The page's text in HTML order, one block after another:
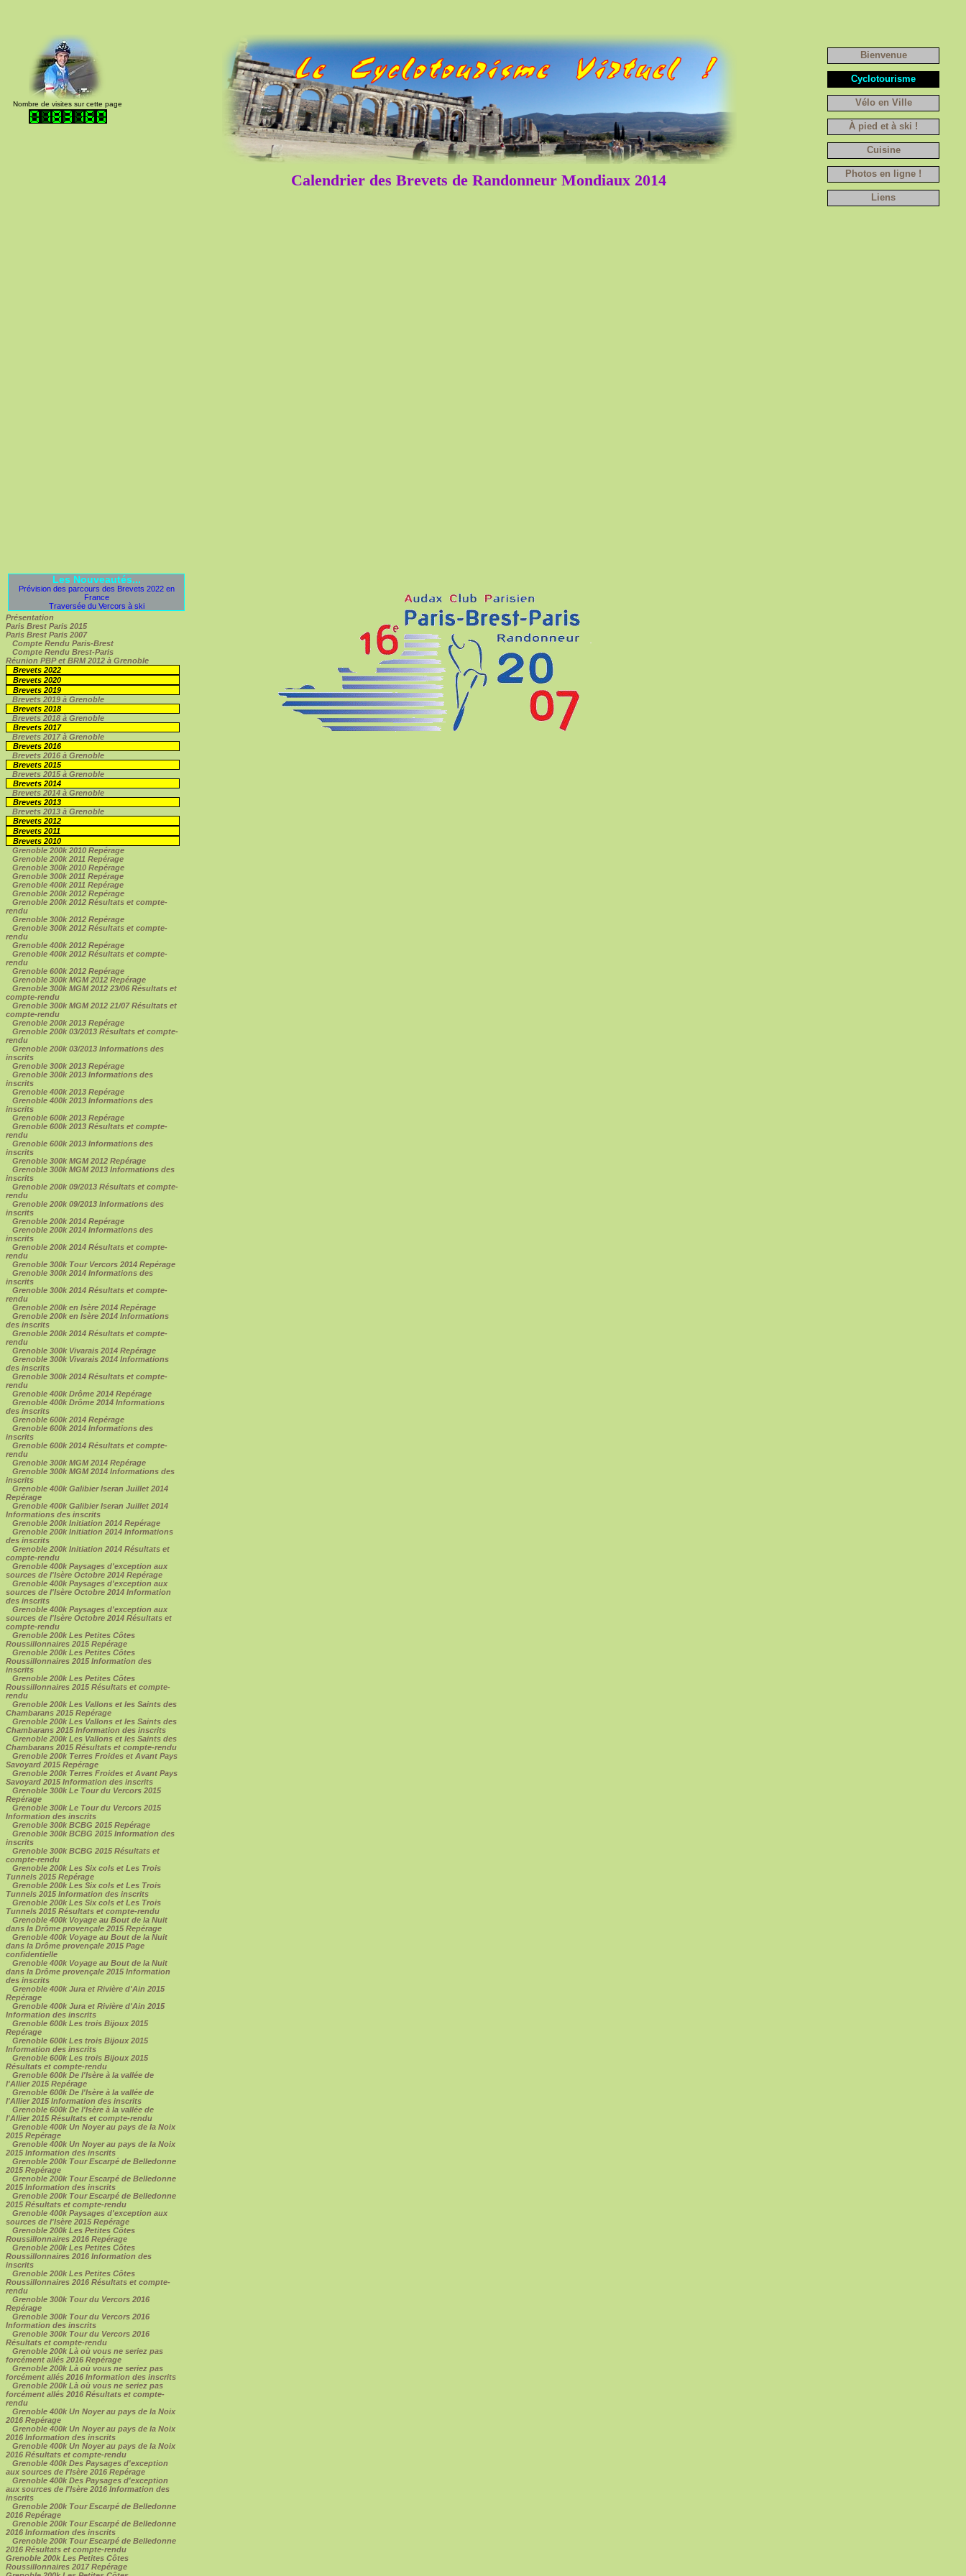
Nombre de visites sur cette page
Calendrier des Brevets de Randonneur Mondiaux 2014
Bienvenue
Cyclotourisme
Vélo en Ville
À pied et à ski !
Cuisine
Photos en ligne !
Liens
Les Nouveautés...
Prévision des parcours des Brevets 2022 en
France
Traversée du Vercors à ski
Présentation
Paris Brest Paris 2015
Paris Brest Paris 2007
Compte Rendu Paris-Brest
Compte Rendu Brest-Paris
Réunion PBP et BRM 2012 à Grenoble
Brevets 2022
Brevets 2020
Brevets 2019
Brevets 2019 à Grenoble
Brevets 2018
Brevets 2018 à Grenoble
Brevets 2017
Brevets 2017 à Grenoble
Brevets 2016
Brevets 2016 à Grenoble
Brevets 2015
Brevets 2015 à Grenoble
Brevets 2014
Brevets 2014 à Grenoble
Brevets 2013
Brevets 2013 à Grenoble
Brevets 2012
Brevets 2011
Brevets 2010
Grenoble 200k 2010 Repérage
Grenoble 200k 2011 Repérage
Grenoble 300k 2010 Repérage
Grenoble 300k 2011 Repérage
Grenoble 400k 2011 Repérage
Grenoble 200k 2012 Repérage
Grenoble 200k 2012 Résultats et compte-
rendu
Grenoble 300k 2012 Repérage
Grenoble 300k 2012 Résultats et compte-
rendu
Grenoble 400k 2012 Repérage
Grenoble 400k 2012 Résultats et compte-
rendu
Grenoble 600k 2012 Repérage
Grenoble 300k MGM 2012 Repérage
Grenoble 300k MGM 2012 23/06 Résultats et
compte-rendu
Grenoble 300k MGM 2012 21/07 Résultats et
compte-rendu
Grenoble 200k 2013 Repérage
Grenoble 200k 03/2013 Résultats et compte-
rendu
Grenoble 200k 03/2013 Informations des
inscrits
Grenoble 300k 2013 Repérage
Grenoble 300k 2013 Informations des
inscrits
Grenoble 400k 2013 Repérage
Grenoble 400k 2013 Informations des
inscrits
Grenoble 600k 2013 Repérage
Grenoble 600k 2013 Résultats et compte-
rendu
Grenoble 600k 2013 Informations des
inscrits
Grenoble 300k MGM 2012 Repérage
Grenoble 300k MGM 2013 Informations des
inscrits
Grenoble 200k 09/2013 Résultats et compte-
rendu
Grenoble 200k 09/2013 Informations des
inscrits
Grenoble 200k 2014 Repérage
Grenoble 200k 2014 Informations des
inscrits
Grenoble 200k 2014 Résultats et compte-
rendu
Grenoble 300k Tour Vercors 2014 Repérage
Grenoble 300k 2014 Informations des
inscrits
Grenoble 300k 2014 Résultats et compte-
rendu
Grenoble 200k en Isère 2014 Repérage
Grenoble 200k en Isère 2014 Informations
des inscrits
Grenoble 200k 2014 Résultats et compte-
rendu
Grenoble 300k Vivarais 2014 Repérage
Grenoble 300k Vivarais 2014 Informations
des inscrits
Grenoble 300k 2014 Résultats et compte-
rendu
Grenoble 400k Drôme 2014 Repérage
Grenoble 400k Drôme 2014 Informations
des inscrits
Grenoble 600k 2014 Repérage
Grenoble 600k 2014 Informations des
inscrits
Grenoble 600k 2014 Résultats et compte-
rendu
Grenoble 300k MGM 2014 Repérage
Grenoble 300k MGM 2014 Informations des
inscrits
Grenoble 400k Galibier Iseran Juillet 2014
Repérage
Grenoble 400k Galibier Iseran Juillet 2014
Informations des inscrits
Grenoble 200k Initiation 2014 Repérage
Grenoble 200k Initiation 2014 Informations
des inscrits
Grenoble 200k Initiation 2014 Résultats et
compte-rendu
Grenoble 400k Paysages d'exception aux
sources de l'Isère Octobre 2014 Repérage
Grenoble 400k Paysages d'exception aux
sources de l'Isère Octobre 2014 Information
des inscrits
Grenoble 400k Paysages d'exception aux
sources de l'Isère Octobre 2014 Résultats et
compte-rendu
Grenoble 200k Les Petites Côtes
Roussillonnaires 2015 Repérage
Grenoble 200k Les Petites Côtes
Roussillonnaires 2015 Information des
inscrits
Grenoble 200k Les Petites Côtes
Roussillonnaires 2015 Résultats et compte-
rendu
Grenoble 200k Les Vallons et les Saints des
Chambarans 2015 Repérage
Grenoble 200k Les Vallons et les Saints des
Chambarans 2015 Information des inscrits
Grenoble 200k Les Vallons et les Saints des
Chambarans 2015 Résultats et compte-rendu
Grenoble 200k Terres Froides et Avant Pays
Savoyard 2015 Repérage
Grenoble 200k Terres Froides et Avant Pays
Savoyard 2015 Information des inscrits
Grenoble 300k Le Tour du Vercors 2015
Repérage
Grenoble 300k Le Tour du Vercors 2015
Information des inscrits
Grenoble 300k BCBG 2015 Repérage
Grenoble 300k BCBG 2015 Information des
inscrits
Grenoble 300k BCBG 2015 Résultats et
compte-rendu
Grenoble 200k Les Six cols et Les Trois
Tunnels 2015 Repérage
Grenoble 200k Les Six cols et Les Trois
Tunnels 2015 Information des inscrits
Grenoble 200k Les Six cols et Les Trois
Tunnels 2015 Résultats et compte-rendu
Grenoble 400k Voyage au Bout de la Nuit
dans la Drôme provençale 2015 Repérage
Grenoble 400k Voyage au Bout de la Nuit
dans la Drôme provençale 2015 Page
confidentielle
Grenoble 400k Voyage au Bout de la Nuit
dans la Drôme provençale 2015 Information
des inscrits
Grenoble 400k Jura et Rivière d'Ain 2015
Repérage
Grenoble 400k Jura et Rivière d'Ain 2015
Information des inscrits
Grenoble 600k Les trois Bijoux 2015
Repérage
Grenoble 600k Les trois Bijoux 2015
Information des inscrits
Grenoble 600k Les trois Bijoux 2015
Résultats et compte-rendu
Grenoble 600k De l'Isère à la vallée de
l'Allier 2015 Repérage
Grenoble 600k De l'Isère à la vallée de
l'Allier 2015 Information des inscrits
Grenoble 600k De l'Isère à la vallée de
l'Allier 2015 Résultats et compte-rendu
Grenoble 400k Un Noyer au pays de la Noix
2015 Repérage
Grenoble 400k Un Noyer au pays de la Noix
2015 Information des inscrits
Grenoble 200k Tour Escarpé de Belledonne
2015 Repérage
Grenoble 200k Tour Escarpé de Belledonne
2015 Information des inscrits
Grenoble 200k Tour Escarpé de Belledonne
2015 Résultats et compte-rendu
Grenoble 400k Paysages d'exception aux
sources de l'Isère 2015 Repérage
Grenoble 200k Les Petites Côtes
Roussillonnaires 2016 Repérage
Grenoble 200k Les Petites Côtes
Roussillonnaires 2016 Information des
inscrits
Grenoble 200k Les Petites Côtes
Roussillonnaires 2016 Résultats et compte-
rendu
Grenoble 300k Tour du Vercors 2016
Repérage
Grenoble 300k Tour du Vercors 2016
Information des inscrits
Grenoble 300k Tour du Vercors 2016
Résultats et compte-rendu
Grenoble 200k Là où vous ne seriez pas
forcément allés 2016 Repérage
Grenoble 200k Là où vous ne seriez pas
forcément allés 2016 Information des inscrits
Grenoble 200k Là où vous ne seriez pas
forcément allés 2016 Résultats et compte-
rendu
Grenoble 400k Un Noyer au pays de la Noix
2016 Repérage
Grenoble 400k Un Noyer au pays de la Noix
2016 Information des inscrits
Grenoble 400k Un Noyer au pays de la Noix
2016 Résultats et compte-rendu
Grenoble 400k Des Paysages d'exception
aux sources de l'Isère 2016 Repérage
Grenoble 400k Des Paysages d'exception
aux sources de l'Isère 2016 Information des
inscrits
Grenoble 200k Tour Escarpé de Belledonne
2016 Repérage
Grenoble 200k Tour Escarpé de Belledonne
2016 Information des inscrits
Grenoble 200k Tour Escarpé de Belledonne
2016 Résultats et compte-rendu
Grenoble 200k Les Petites Côtes
Roussillonnaires 2017 Repérage